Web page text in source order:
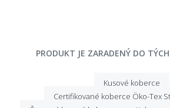
PRODUKT JE ZARADENÝ DO
Kusové koberce
Certifikované koberce Öko-Tex